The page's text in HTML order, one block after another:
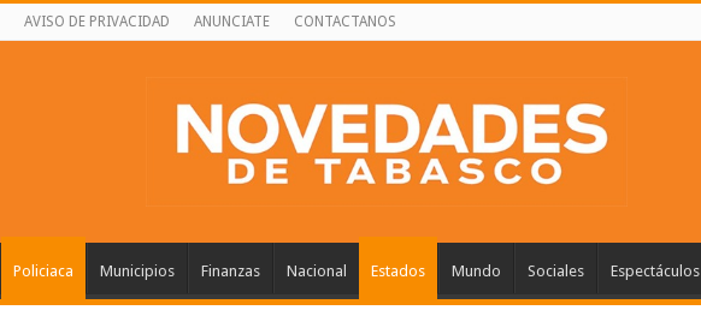
AVISO DE PRIVACIDAD ANUNCIATE CONTACTANOS
Policiaca Municipios Finanzas Nacional Estados Mundo Sociales Espectáculos